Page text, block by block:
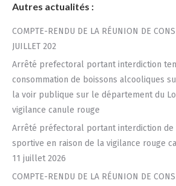
Autres actualités :
COMPTE-RENDU DE LA RÉUNION DE
JUILLET 202
Arrêté prefectoral portant interdiction
consommation de boissons alcooliques
la voir publique sur le département du
vigilance canule rouge
Arrêté préfectoral portant interdiction de
sportive en raison de la vigilance rouge
11 juillet 2026
COMPTE-RENDU DE LA RÉUNION DE